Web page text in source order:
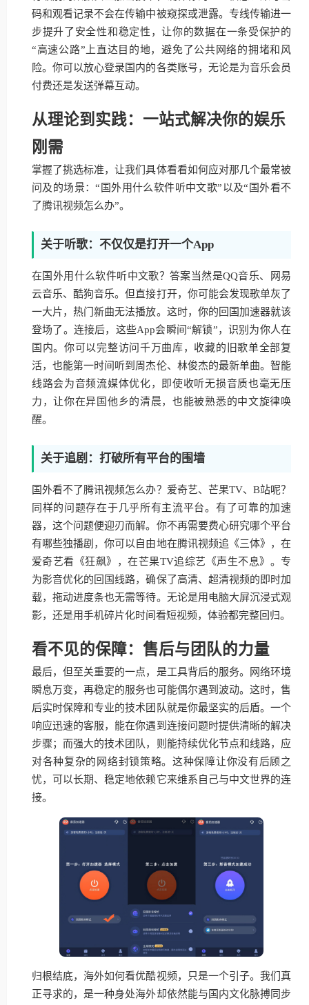
码和观看记录不会在传输中被窥探或泄露。专线传输进一
步提升了安全性和稳定性，让你的数据在一条受保护的
“高速公路”上直达目的地，避免了公共网络的拥堵和风
险。你可以放心登录国内的各类账号，无论是为音乐会员
付费还是发送弹幕互动。
从理论到实践：一站式解决你的娱乐
刚需
掌握了挑选标准，让我们具体看看如何应对那几个最常被
问及的场景：“国外用什么软件听中文歌”以及“国外看不
了腾讯视频怎么办”。
关于听歌：不仅仅是打开一个App
在国外用什么软件听中文歌？答案当然是QQ音乐、网易
云音乐、酷狗音乐。但直接打开，你可能会发现歌单灰了
一大片，热门新曲无法播放。这时，你的回国加速器就该
登场了。连接后，这些App会瞬间“解锁”，识别为你人在
国内。你可以完整访问千万曲库，收藏的旧歌单全部复
活，也能第一时间听到周杰伦、林俊杰的最新单曲。智能
线路会为音频流媒体优化，即使收听无损音质也毫无压
力，让你在异国他乡的清晨，也能被熟悉的中文旋律唤
醒。
关于追剧：打破所有平台的围墙
国外看不了腾讯视频怎么办？爱奇艺、芒果TV、B站呢？
同样的问题存在于几乎所有主流平台。有了可靠的加速
器，这个问题便迎刃而解。你不再需要费心研究哪个平台
有哪些独播剧，你可以自由地在腾讯视频追《三体》，在
爱奇艺看《狂飙》，在芒果TV追综艺《声生不息》。专
为影音优化的回国线路，确保了高清、超清视频的即时加
载，拖动进度条也无需等待。无论是用电脑大屏沉浸式观
影，还是用手机碎片化时间看短视频，体验都完整回归。
看不见的保障：售后与团队的力量
最后，但至关重要的一点，是工具背后的服务。网络环境
瞬息万变，再稳定的服务也可能偶尔遇到波动。这时，售
后实时保障和专业的技术团队就是你最坚实的后盾。一个
响应迅速的客服，能在你遇到连接问题时提供清晰的解决
步骤；而强大的技术团队，则能持续优化节点和线路，应
对各种复杂的网络封锁策略。这种保障让你没有后顾之
忧，可以长期、稳定地依赖它来维系自己与中文世界的连
接。
归根结底，海外如何看优酷视频，只是一个引子。我们真
正寻求的，是一种身处海外却依然能与国内文化脉搏同步